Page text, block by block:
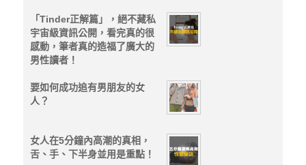
「Tinder正解篇」，絕不藏私
宇宙級資訊公開，看完真的很
感動，筆者真的造福了廣大的
男性讀者！
要如何成功追有男朋友的女
人？
女人在5分鐘內高潮的真相，
舌、手、下半身並用是重點！